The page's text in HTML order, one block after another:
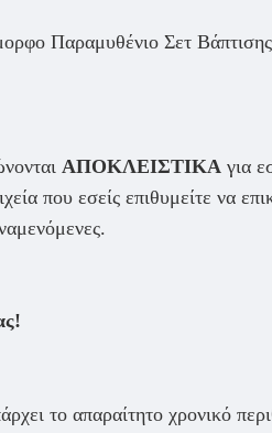
Παραμυθένιο Σετ
ΑΠΟΚΛΕΙΣΤΙΚΑ για
που εσείς επιθυμείτε να
το απαραίτητο χρονικό